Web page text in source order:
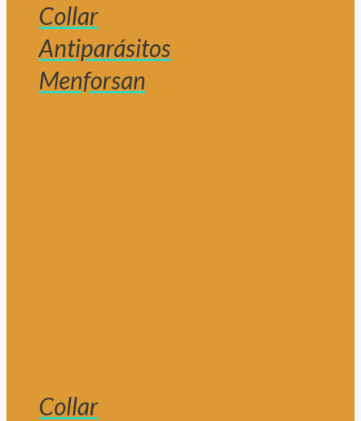
Collar
Antiparásitos
Menforsan
Collar